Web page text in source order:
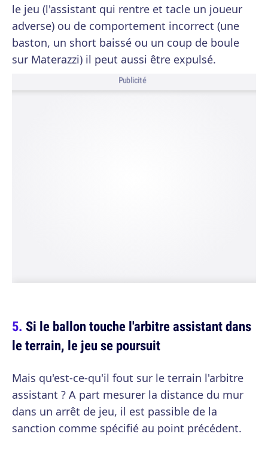
le jeu (l'assistant qui rentre et tacle un joueur
adverse) ou de comportement incorrect (une
baston, un short baissé ou un coup de boule
sur Materazzi) il peut aussi être expulsé.
Publicité
Si le ballon touche l'arbitre assistant dans
le terrain, le jeu se poursuit
Mais qu'est-ce-qu'il fout sur le terrain l'arbitre
assistant ? A part mesurer la distance du mur
dans un arrêt de jeu, il est passible de la
sanction comme spécifié au point précédent.